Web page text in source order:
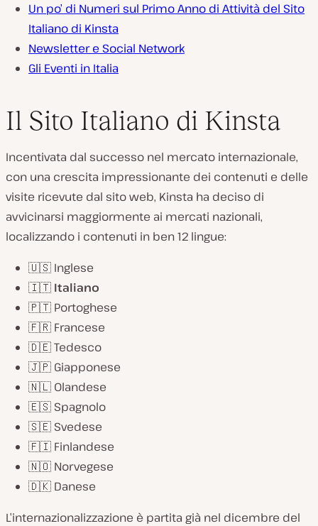
Un po’ di Numeri sul Primo Anno di Attività del Sito
Italiano di Kinsta
Newsletter e Social Network
Gli Eventi in Italia
Il Sito Italiano di Kinsta
Incentivata dal successo nel mercato internazionale,
con una crescita impressionante dei contenuti e delle
visite ricevute dal sito web, Kinsta ha deciso di
avvicinarsi maggiormente ai mercati nazionali,
localizzando i contenuti in ben 12 lingue:
🇺🇸 Inglese
🇮🇹 Italiano
🇵🇹 Portoghese
🇫🇷 Francese
🇩🇪 Tedesco
🇯🇵 Giapponese
🇳🇱 Olandese
🇪🇸 Spagnolo
🇸🇪 Svedese
🇫🇮 Finlandese
🇳🇴 Norvegese
🇩🇰 Danese
L’internazionalizzazione è partita già nel dicembre del